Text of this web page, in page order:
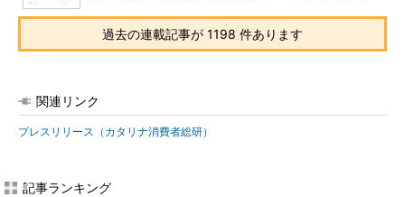
過去の連載記事が 1198 件あります
関連リンク
プレスリリース（カタリナ消費者総研）
記事ランキング